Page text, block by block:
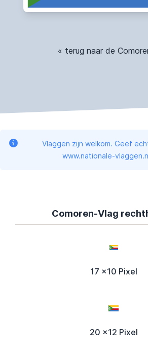
« terug naar de
Vlaggen zijn welkom. Geef
www.nationale-
Comoren-Vlag
17 x10 Pixel
20 x12 Pixel